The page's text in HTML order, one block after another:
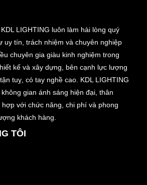
LIGHTING luôn làm hài lòng quý
uy tín, trách nhiệm và chuyên nghiệp
chuyên gia giàu kinh nghiệm trong
kế và xây dựng, bên cạnh lực lượng
tuỵ, có tay nghề cao. KDL LIGHTING
gian ánh sáng hiện đại, thân
với chức năng, chi phí và phong
khách hàng.
TÔI